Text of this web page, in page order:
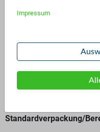
HDPE Regranulat
ID:3964
Verfügbar ab:
Frequenz:Auf Anfrage
Standardverpackung/
Impressum